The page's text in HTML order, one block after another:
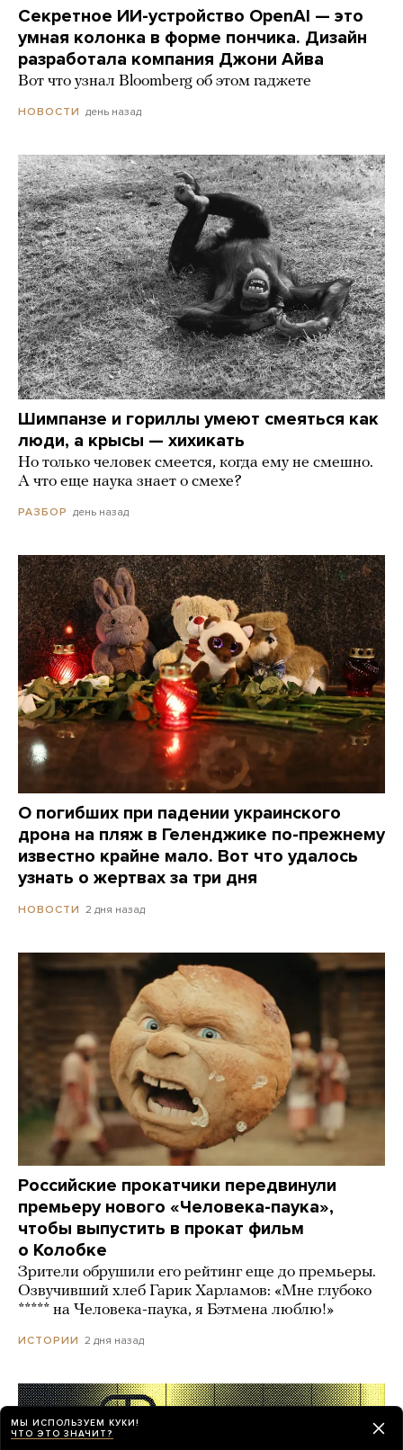
Секретное ИИ-устройство OpenAI — это
умная колонка в форме пончика. Дизайн
разработала компания Джони Айва
Вот что узнал Bloomberg об этом гаджете
НОВОСТИ день назад
Шимпанзе и гориллы умеют смеяться как
люди, а крысы — хихикать
Но только человек смеется, когда ему не смешно.
А что еще наука знает о смехе?
РАЗБОР день назад
О погибших при падении украинского
дрона на пляж в Геленджике по-прежнему
известно крайне мало. Вот что удалось
узнать о жертвах за три дня
НОВОСТИ 2 дня назад
Российские прокатчики передвинули
премьеру нового «Человека-паука»,
чтобы выпустить в прокат фильм
о Колобке
Зрители обрушили его рейтинг еще до премьеры.
Озвучивший хлеб Гарик Харламов: «Мне глубоко
***** на Человека-паука, я Бэтмена люблю!»
ИСТОРИИ 2 дня назад
МЫ ИСПОЛЬЗУЕМ КУКИ!
ЧТО ЭТО ЗНАЧИТ?